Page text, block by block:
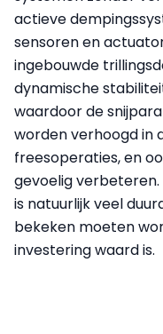
actieve
sensoren en
ingebouwde
dynamische
waardoor de
worden verhoogd in
freesoperaties, en
gevoelig
is natuurlijk veel
bekeken moeten
investering waard is.